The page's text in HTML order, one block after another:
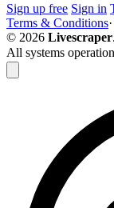
Sign up free Sign in
Terms & Conditions·
© 2026 Livescraper
All systems